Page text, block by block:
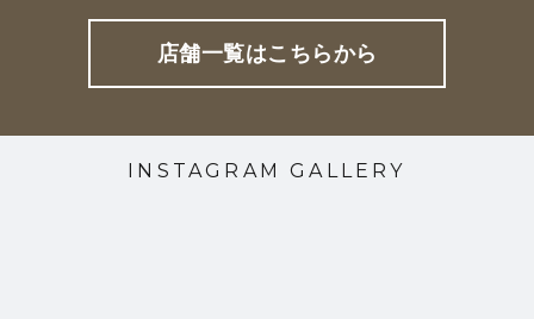
店舗一覧はこちらから
INSTAGRAM GALLERY